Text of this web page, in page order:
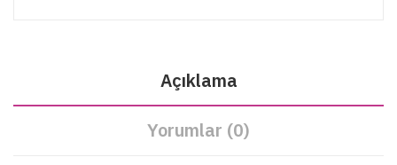
Açıklama
Yorumlar (0)